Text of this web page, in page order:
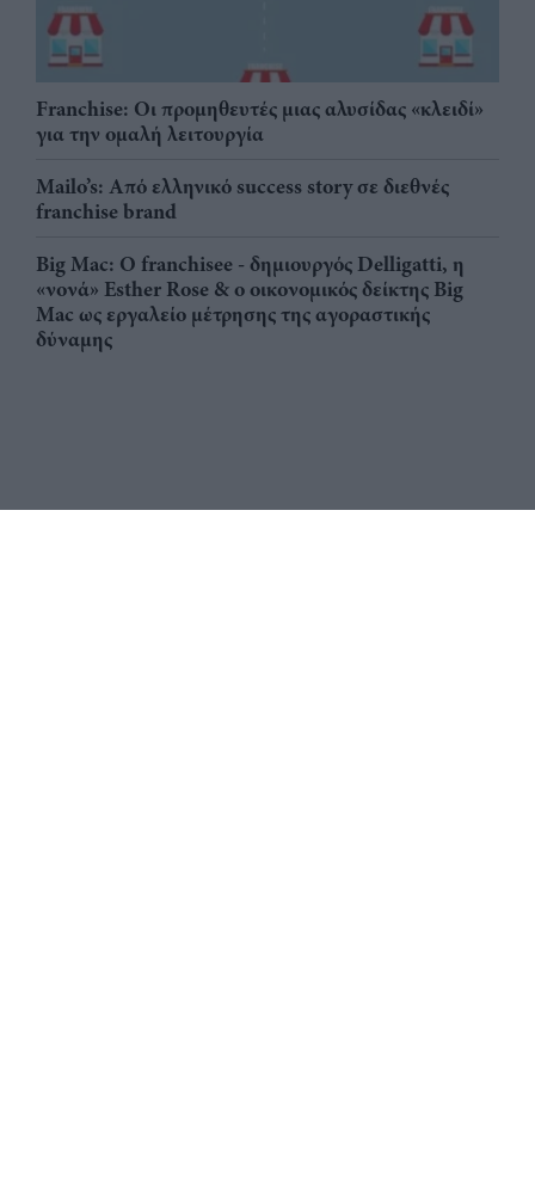
Franchise: Οι προμηθευτές μιας αλυσίδας «κλειδί»
για την ομαλή λειτουργία
Mailo’s: Από ελληνικό success story σε διεθνές
franchise brand
Big Mac: Ο franchisee - δημιουργός Delligatti, η
«νονά» Esther Rose & ο οικονομικός δείκτης Big
Mac ως εργαλείο μέτρησης της αγοραστικής
δύναμης